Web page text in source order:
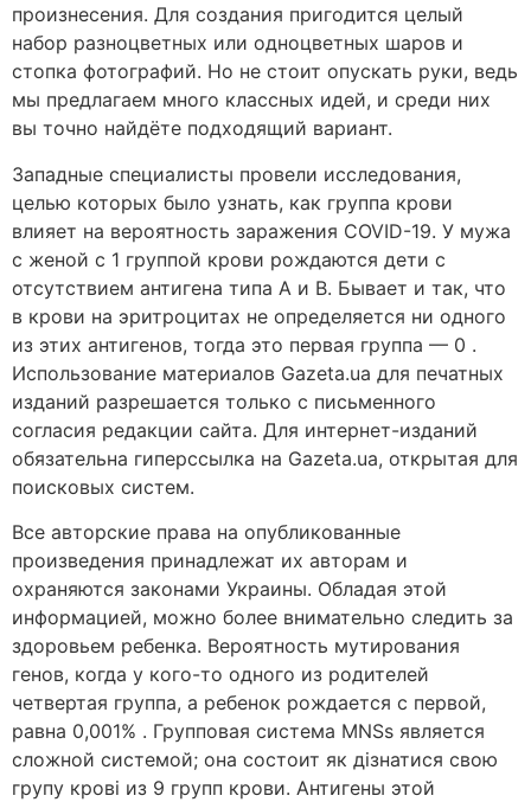
произнесения. Для создания пригодится целый
набор разноцветных или одноцветных шаров и
стопка фотографий. Но не стоит опускать руки, ведь
мы предлагаем много классных идей, и среди них
вы точно найдёте подходящий вариант.
Западные специалисты провели исследования,
целью которых было узнать, как группа крови
влияет на вероятность заражения COVID-19. У мужа
с женой с 1 группой крови рождаются дети с
отсутствием антигена типа А и В. Бывает и так, что
в крови на эритроцитах не определяется ни одного
из этих антигенов, тогда это первая группа — 0 .
Использование материалов Gazeta.ua для печатных
изданий разрешается только с письменного
согласия редакции сайта. Для интернет-изданий
обязательна гиперссылка на Gazeta.ua, открытая для
поисковых систем.
Все авторские права на опубликованные
произведения принадлежат их авторам и
охраняются законами Украины. Обладая этой
информацией, можно более внимательно следить за
здоровьем ребенка. Вероятность мутирования
генов, когда у кого-то одного из родителей
четвертая группа, а ребенок рождается с первой,
равна 0,001% . Групповая система MNSs является
сложной системой; она состоит як дізнатися свою
групу крові из 9 групп крови. Антигены этой